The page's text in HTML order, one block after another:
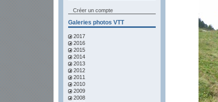
Créer un compte
Galeries photos VTT
2017
2016
2015
2014
2013
2012
2011
2010
2009
2008